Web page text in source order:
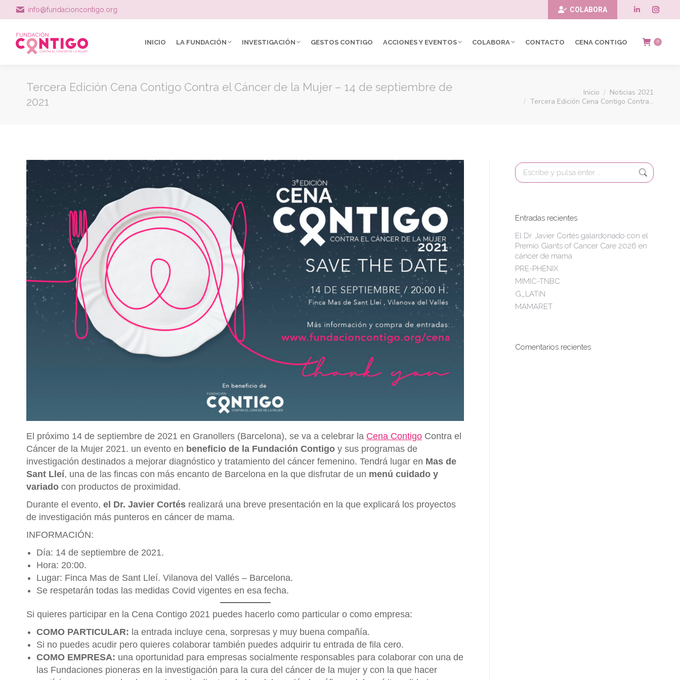
info@fundacioncontigo.org COLABORA
Linkedin
page
new
page
INICIO LA FUNDACIÓN INVESTIGACIÓN GESTOS CONTIGO ACCIONES Y EVENTOS COLABORA CONTACTO CENA CONTIGO 0
Tercera Edición Cena Contigo Contra el Cáncer de la Mujer – 14 de septiembre de
2021
Inicio
Noticias 2021
Tercera Edición Cena Contigo Contra…
El próximo 14 de septiembre de 2021 en Granollers (Barcelona), se va a celebrar la Cena Contigo Contra el
Cáncer de la Mujer 2021. un evento en beneficio de la Fundación Contigo y sus programas de
investigación destinados a mejorar diagnóstico y tratamiento del cáncer femenino. Tendrá lugar en Mas de
Sant Lleí, una de las fincas con más encanto de Barcelona en la que disfrutar de un menú cuidado y
variado con productos de proximidad.
Durante el evento, el Dr. Javier Cortés realizará una breve presentación en la que explicará los proyectos
de investigación más punteros en cáncer de mama.
INFORMACIÓN:
Día: 14 de septiembre de 2021.
Hora: 20:00.
Lugar: Finca Mas de Sant Lleí. Vilanova del Vallés – Barcelona.
Se respetarán todas las medidas Covid vigentes en esa fecha.
Si quieres participar en la Cena Contigo 2021 puedes hacerlo como particular o como empresa:
COMO PARTICULAR: la entrada incluye cena, sorpresas y muy buena compañía.
Si no puedes acudir pero quieres colaborar también puedes adquirir tu entrada de fila cero.
COMO EMPRESA: una oportunidad para empresas socialmente responsables para colaborar con una de
las Fundaciones pioneras en la investigación para la cura del cáncer de la mujer y con la que hacer
Buscar:
Entradas recientes
El Dr. Javier Cortés galardonado con el
Premio Giants of Cancer Care 2026 en
cáncer de mama
PRE-PHENIX
MIMIC-TNBC
G_LATiN
MAMARET
Comentarios recientes